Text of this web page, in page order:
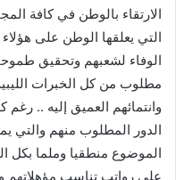
الارتقاء بالوطن في كافة
التي يعلقها الوطن على
الوفاء لشعبهم وتحقيق
مطلوب من كل الخبرات
وانتمائهم العميق إليه ..
الدور المطلوب منهم والتي
الموضوع منطقيا وملما بكل
على رواتب تناسب